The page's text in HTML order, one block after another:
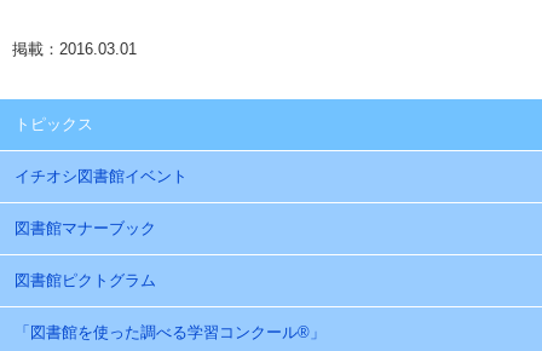
掲載：2016.03.01
トピックス
イチオシ図書館イベント
図書館マナーブック
図書館ピクトグラム
「図書館を使った調べる学習コンクール®」